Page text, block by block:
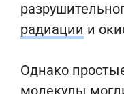
радиации и
Однако
молекулы